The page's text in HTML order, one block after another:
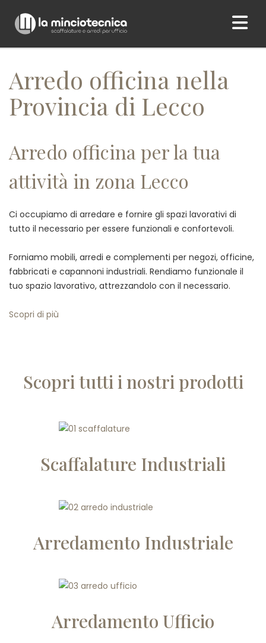
Home/ Arredo officina nella Provincia di Lecco
Arredo officina nella
Provincia di Lecco
Arredo officina per la tua
attività in zona Lecco
Ci occupiamo di arredare e fornire gli spazi lavorativi di
tutto il necessario per essere funzionali e confortevoli.
Forniamo mobili, arredi e complementi per negozi, officine,
fabbricati e capannoni industriali. Rendiamo funzionale il
tuo spazio lavorativo, attrezzandolo con il necessario.
Scopri di più
Scopri tutti i nostri prodotti
Scaffalature Industriali
Arredamento Industriale
Arredamento Ufficio